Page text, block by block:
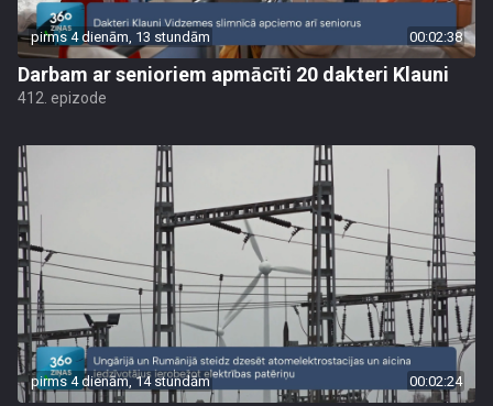
pirms 4 dienām, 13 stundām 00:02:38
Darbam ar senioriem apmācīti 20 dakteri Klauni
412. epizode
pirms 4 dienām, 14 stundām 00:02:24